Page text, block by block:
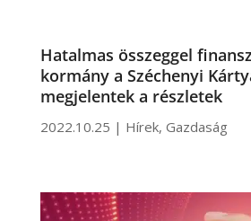
Hatalmas összeggel
kormány a Széchenyi
megjelentek a részletek
2022.10.25 | Hírek, Gazdaság